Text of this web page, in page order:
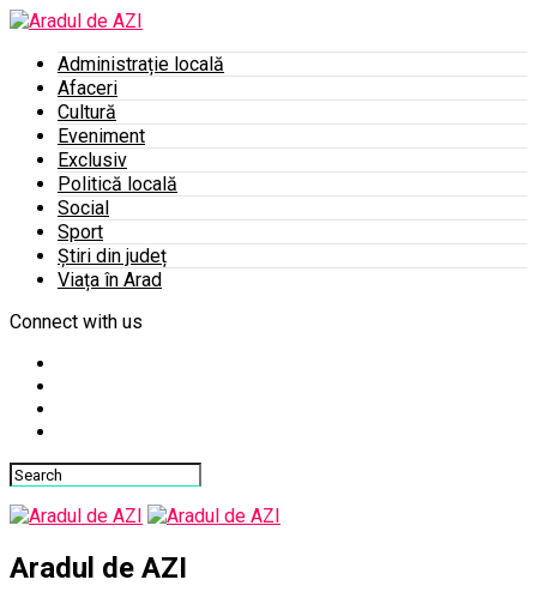
Administrație locală
Afaceri
Cultură
Eveniment
Exclusiv
Politică locală
Social
Sport
Știri din județ
Viața în Arad
Connect with us
Aradul de AZI